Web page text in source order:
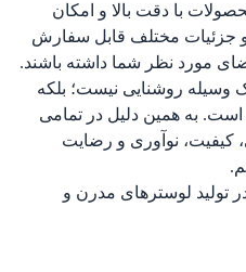
با دقت بالا و امکان
و جزئیات مختلف قابل سفارش
مورد نظر شما داشته باشند.
وسیله روشنایی نیست؛ بلکه
به همین دلیل در تمامی
کیفیت، نوآوری و رضایت
تولید لوسترهای مدرن و